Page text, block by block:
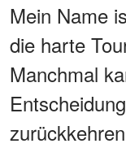
Mein Name
die harte
Manchmal